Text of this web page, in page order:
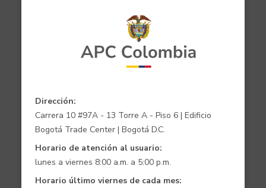
Dirección:
Carrera 10 #97A - 13 Torre A - Piso 6 | Edificio
Bogotá Trade Center | Bogotá D.C.
Horario de atención al usuario:
lunes a viernes 8:00 a.m. a 5:00 p.m.
Horario último viernes de cada mes: